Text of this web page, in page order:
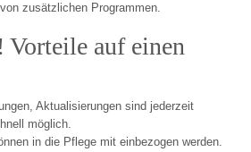
zusätzlichen Programmen.
auf einen
Aktualisierungen sind jederzeit
möglich.
in die Pflege mit einbezogen werden.